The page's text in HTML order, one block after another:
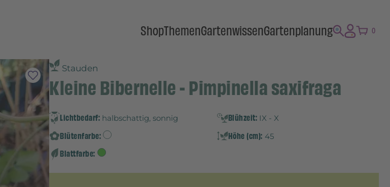
ShopThemenGartenwissenGartenplanung 0
Stauden
Kleine Bibernelle - Pimpinella saxifraga
Lichtbedarf: halbschattig, sonnig Blühzeit: IX - X
Blütenfarbe: Höhe (cm): 45
Blattfarbe: